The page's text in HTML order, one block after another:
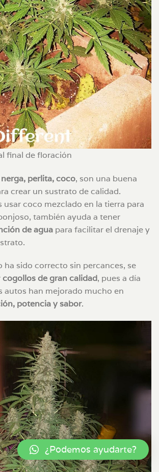
final de floración
perlita, coco, son una buena
crear un sustrato de calidad.
usar coco mezclado en la tierra para
también ayuda a tener
de agua para facilitar el drenaje y
ha sido correcto sin percances, se
cogollos de gran calidad, pues a día
autos han mejorado mucho en
potencia y sabor.
¿Podemos ayudarte?